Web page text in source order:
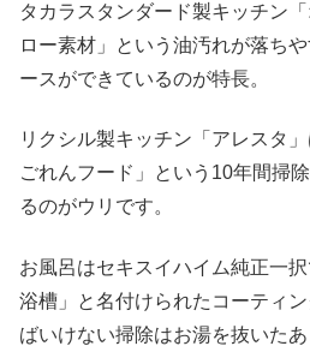
タカラスタンダード製キッチン
ロー素材」という油汚れが落ち
ースができているのが特長。
リクシル製キッチン「アレスタ
ごれんフード」という10年間掃
るのがウリです。
お風呂はセキスイハイム純正一
浴槽」と名付けられたコーティ
ばいけない掃除はお湯を抜いた